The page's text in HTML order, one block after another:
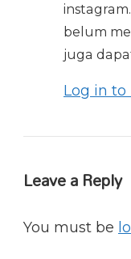
belum
juga
Log in to
Leave a Reply
You must be